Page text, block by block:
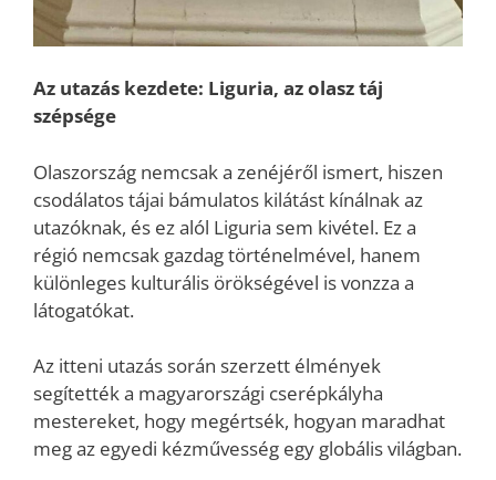
Az utazás kezdete: Liguria, az olasz táj
szépsége
Olaszország nemcsak a zenéjéről ismert, hiszen
csodálatos tájai bámulatos kilátást kínálnak az
utazóknak, és ez alól Liguria sem kivétel. Ez a
régió nemcsak gazdag történelmével, hanem
különleges kulturális örökségével is vonzza a
látogatókat.
Az itteni utazás során szerzett élmények
segítették a magyarországi cserépkályha
mestereket, hogy megértsék, hogyan maradhat
meg az egyedi kézművesség egy globális világban.